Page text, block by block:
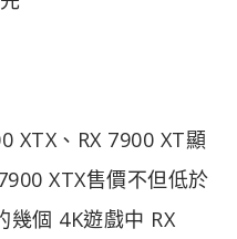
XTX、RX 7900 XT顯
XTX售價不但低於
幾個 4K遊戲中 RX